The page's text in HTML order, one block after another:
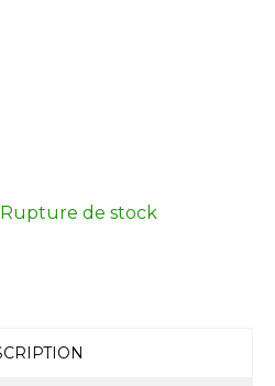
Rupture de stock